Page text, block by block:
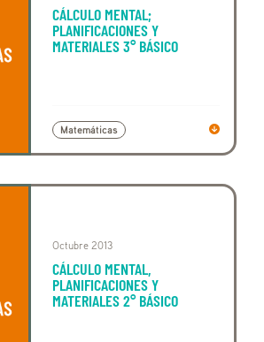
CÁLCULO MENTAL;
PLANIFICACIONES Y
MATERIALES 3° BÁSICO
Matemáticas
Octubre 2013
CÁLCULO MENTAL,
PLANIFICACIONES Y
MATERIALES 2° BÁSICO